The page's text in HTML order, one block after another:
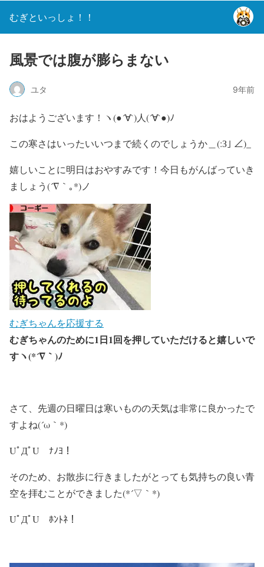
むぎといっしょ！！
風景では腹が膨らまない
ユタ 9年前
おはようございます！ヽ(●´∀`)人(´∀`●)ﾉ
この寒さはいったいいつまで続くのでしょうか＿(:З｣ ∠)_
嬉しいことに明日はおやすみです！今日もがんばっていき
ましょう(´∇｀｡*)ノ
むぎちゃんを応援する
むぎちゃんのために1日1回を押していただけると嬉しいで
すヽ(*´∇｀)ﾉ
さて、先週の日曜日は寒いものの天気は非常に良かったで
すよね(´ω｀*)
UﾟДﾟU ﾅﾉﾖ！
そのため、お散歩に行きましたがとっても気持ちの良い青
空を拝むことができました(*´▽｀*)
UﾟДﾟU ﾎﾝﾄﾈ！